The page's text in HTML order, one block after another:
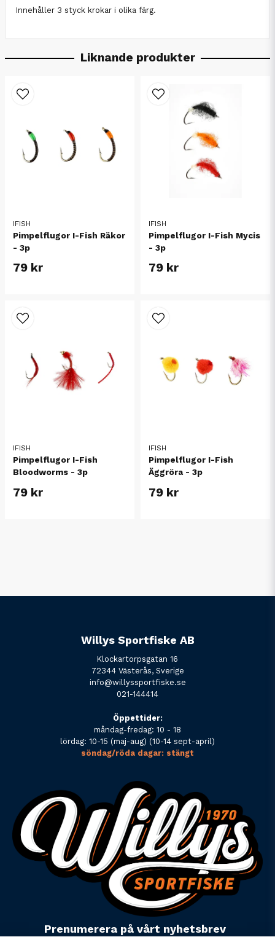
Innehåller 3 styck krokar i olika färg.
Liknande produkter
IFISH
Pimpelflugor I-Fish Räkor
- 3p
79 kr
IFISH
Pimpelflugor I-Fish Mycis
- 3p
79 kr
IFISH
Pimpelflugor I-Fish
Bloodworms - 3p
79 kr
IFISH
Pimpelflugor I-Fish
Äggröra - 3p
79 kr
Willys Sportfiske AB
Klockartorpsgatan 16
72344 Västerås, Sverige
info@willyssportfiske.se
021-144414
Öppettider:
måndag-fredag: 10 - 18
lördag: 10-15 (maj-aug) (10-14 sept-april)
söndag/röda dagar: stängt
Prenumerera på vårt nyhetsbrev